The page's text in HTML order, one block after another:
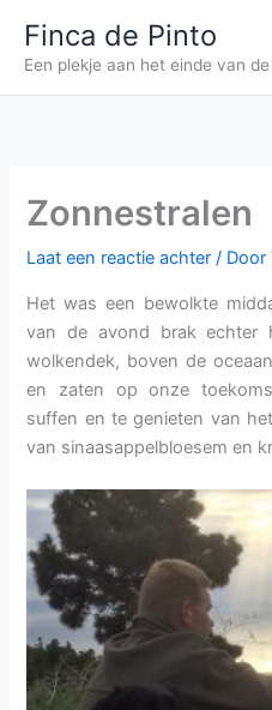
naar
inhoud
Finca de Pinto
Een plekje aan het einde van
Zonnestralen
Laat een reactie achter / Door
Het was een bewolkte
van de avond brak echter
wolkendek, boven de
en zaten op onze
suffen en te genieten van
van sinaasappelbloesem en